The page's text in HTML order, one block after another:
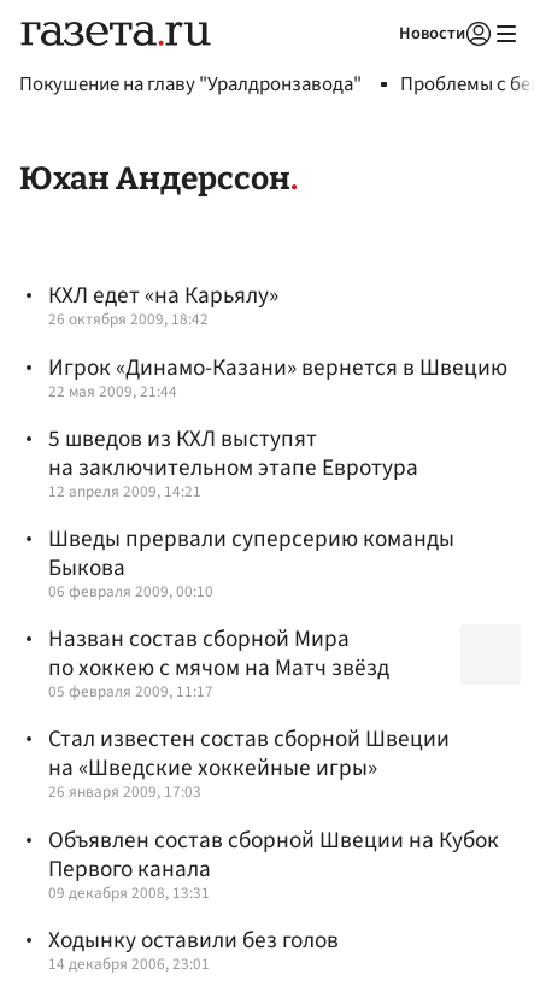
Новости
Покушение на главу "Уралдронзавода" Проблемы с
Юхан Андерссон
КХЛ едет «на Карьялу»
26 октября 2009, 18:42
Игрок «Динамо-Казани» вернется в Швецию
22 мая 2009, 21:44
5 шведов из КХЛ выступят
на заключительном этапе Евротура
12 апреля 2009, 14:21
Шведы прервали суперсерию команды
Быкова
06 февраля 2009, 00:10
Назван состав сборной Мира
по хоккею с мячом на Матч звёзд
05 февраля 2009, 11:17
Стал известен состав сборной Швеции
на «Шведские хоккейные игры»
26 января 2009, 17:03
Объявлен состав сборной Швеции на Кубок
Первого канала
09 декабря 2008, 13:31
Ходынку оставили без голов
14 декабря 2006, 23:01